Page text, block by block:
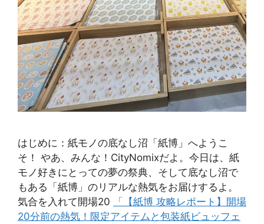
はじめに：紙モノの底なし沼「紙博」へようこ
そ！ やあ、みんな！CityNomixだよ。今日は、紙
モノ好きにとっての夢の祭典、そして底なし沼で
もある「紙博」のリアルな熱気をお届けするよ。
気合を入れて開場20
「【紙博 攻略レポート】開場
20分前の熱気！限定アイテムと包装紙ビュッフェ